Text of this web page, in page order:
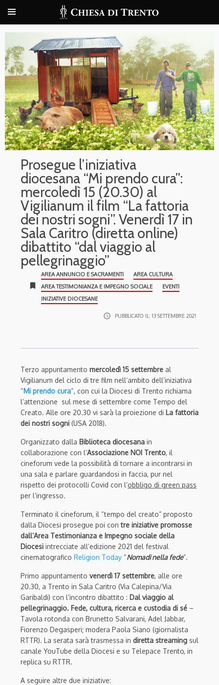
Prosegue l’iniziativa
diocesana “Mi prendo cura”:
mercoledì 15 (20.30) al
Vigilianum il film “La fattoria
dei nostri sogni”. Venerdì 17 in
Sala Caritro (diretta online)
dibattito “dal viaggio al
pellegrinaggio”
bookmark
AREA ANNUNCIO E SACRAMENTI
AREA CULTURA
AREA TESTIMONIANZA E IMPEGNO SOCIALE
EVENTI
INIZIATIVE DIOCESANE
access_time PUBBLICATO IL: 13 SETTEMBRE 2021
Terzo appuntamento mercoledì 15 settembre al
Vigilianum del ciclo di tre film nell’ambito dell’iniziativa
“Mi prendo cura“, con cui la Diocesi di Trento richiama
l’attenzione sul mese di settembre come Tempo del
Creato. Alle ore 20.30 vi sarà la proiezione di La fattoria
dei nostri sogni (USA 2018).
Organizzato dalla Biblioteca diocesana in
collaborazione con l’Associazione NOI Trento, il
cineforum vede la possibilità di tornare a incontrarsi in
una sala e parlare guardandosi in faccia, pur nel
rispetto dei protocolli Covid con l’obbligo di green pass
per l’ingresso.
Terminato il cineforum, il “tempo del creato” proposto
dalla Diocesi prosegue poi con tre iniziative promosse
dall’Area Testimonianza e Impegno sociale della
Diocesi intrecciate all’edizione 2021 del festival
cinematografico Religion Today “Nomadi nella fede”.
Primo appuntamento venerdì 17 settembre, alle ore
20.30, a Trento in Sala Caritro (Via Calepina/Via
Garibaldi) con l’incontro dibattito : Dal viaggio al
pellegrinaggio. Fede, cultura, ricerca e custodia di sé –
Tavola rotonda con Brunetto Salvarani, Adel Jabbar,
Fiorenzo Degasperi; modera Paola Siano (giornalista
RTTR). La serata sarà trasmessa in diretta streaming sul
canale YouTube della Diocesi e su Telepace Trento, in
replica su RTTR.
A seguire altre due iniziative: